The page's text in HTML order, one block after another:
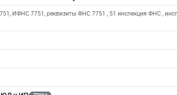
ИФНС 7751, реквизиты ФНС 7751 , 51 инспекция ФНС ,